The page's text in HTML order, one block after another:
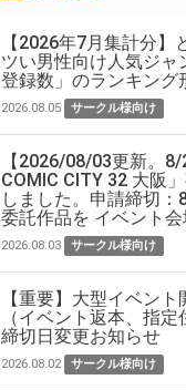
【2026年7月集計分
ツい男性向け人気ジャ
登録数」のランキング
2026.08.05 サークル様向け
【2026/08/03更新。
COMIC CITY 32 大阪
しました。申請締切
委託作品を イベント会
2026.08.03 サークル様向け
【重要】大型イベン
（イベント返本、指
締切日変更お知らせ
2026.08.02 サークル様向け